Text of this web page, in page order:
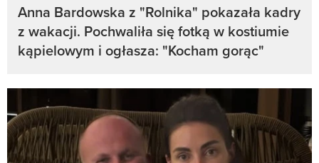
Anna Bardowska z "Rolnika" pokazała kadry
z wakacji. Pochwaliła się fotką w kostiumie
kąpielowym i ogłasza: "Kocham gorąc"